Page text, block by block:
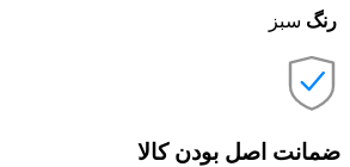
رنگ سبز
ضمانت اصل بودن کالا